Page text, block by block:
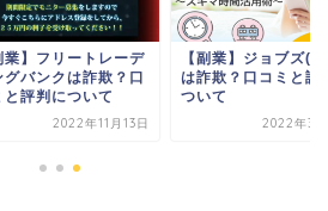
業】フリートレーデ
グバンクは詐欺？口
と評判について
2022年11月13日
【副業】ジョブズ
は詐欺？口コミと評
ついて
2022年3